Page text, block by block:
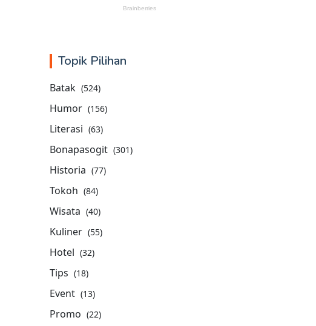
Topik Pilihan
Batak (524)
Humor (156)
Literasi (63)
Bonapasogit (301)
Historia (77)
Tokoh (84)
Wisata (40)
Kuliner (55)
Hotel (32)
Tips (18)
Event (13)
Promo (22)